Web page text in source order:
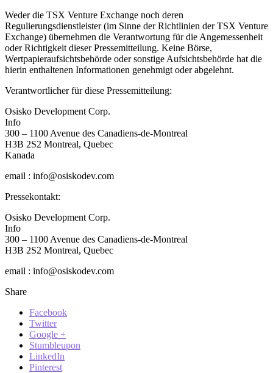
Weder die TSX Venture Exchange noch deren
Regulierungsdienstleister (im Sinne der Richtlinien der TSX Venture
Exchange) übernehmen die Verantwortung für die Angemessenheit
oder Richtigkeit dieser Pressemitteilung. Keine Börse,
Wertpapieraufsichtsbehörde oder sonstige Aufsichtsbehörde hat die
hierin enthaltenen Informationen genehmigt oder abgelehnt.
Verantwortlicher für diese Pressemitteilung:
Osisko Development Corp.
Info
300 – 1100 Avenue des Canadiens-de-Montreal
H3B 2S2 Montreal, Quebec
Kanada
email : info@osiskodev.com
Pressekontakt:
Osisko Development Corp.
Info
300 – 1100 Avenue des Canadiens-de-Montreal
H3B 2S2 Montreal, Quebec
email : info@osiskodev.com
Share
Facebook
Twitter
Google +
Stumbleupon
LinkedIn
Pinterest